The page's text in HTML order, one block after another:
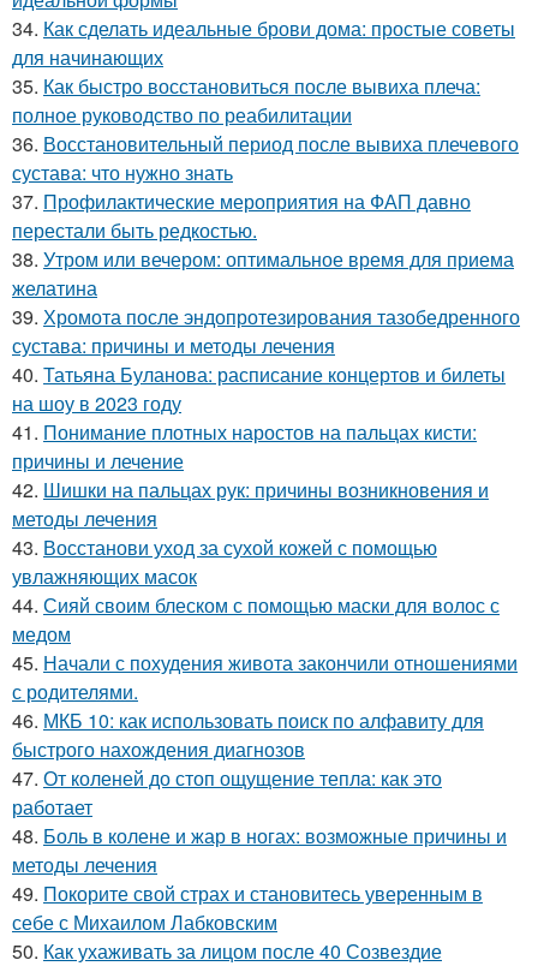
34. Как сделать идеальные брови дома: простые советы
для начинающих
35. Как быстро восстановиться после вывиха плеча:
полное руководство по реабилитации
36. Восстановительный период после вывиха плечевого
сустава: что нужно знать
37. Профилактические мероприятия на ФАП давно
перестали быть редкостью.
38. Утром или вечером: оптимальное время для приема
желатина
39. Хромота после эндопротезирования тазобедренного
сустава: причины и методы лечения
40. Татьяна Буланова: расписание концертов и билеты
на шоу в 2023 году
41. Понимание плотных наростов на пальцах кисти:
причины и лечение
42. Шишки на пальцах рук: причины возникновения и
методы лечения
43. Восстанови уход за сухой кожей с помощью
увлажняющих масок
44. Сияй своим блеском с помощью маски для волос с
медом
45. Начали с похудения живота закончили отношениями
с родителями.
46. МКБ 10: как использовать поиск по алфавиту для
быстрого нахождения диагнозов
47. От коленей до стоп ощущение тепла: как это
работает
48. Боль в колене и жар в ногах: возможные причины и
методы лечения
49. Покорите свой страх и становитесь уверенным в
себе с Михаилом Лабковским
50. Как ухаживать за лицом после 40 Созвездие